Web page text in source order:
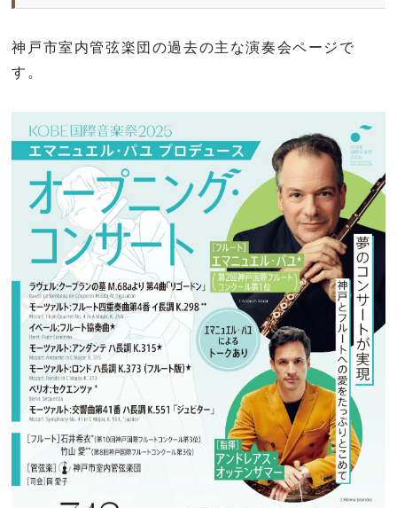
神戸市室内管弦楽団の過去の主な演奏会ページで
す。